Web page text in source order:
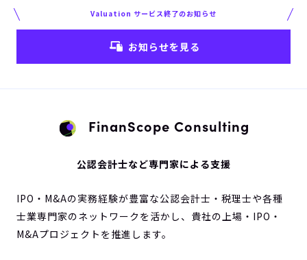
Valuation サービス終了のお知らせ
お知らせを見る
FinanScope Consulting
公認会計士など専門家による支援
IPO・M&Aの実務経験が豊富な公認会計士・税理士や各種
士業専門家のネットワークを活かし、貴社の上場・IPO・
M&Aプロジェクトを推進します。